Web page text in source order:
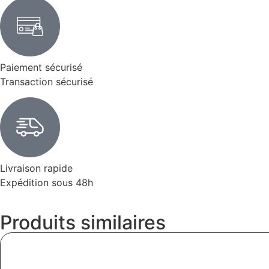
Paiement sécurisé
Transaction sécurisé
Livraison rapide
Expédition sous 48h
Produits similaires